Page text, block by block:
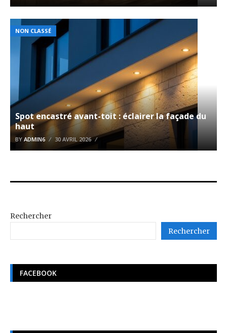
NON CLASSÉ
Spot encastré avant-toit : éclairer la façade du
haut
BY ADMIN6 30 AVRIL 2026
Rechercher
Rechercher
FACEBOOK